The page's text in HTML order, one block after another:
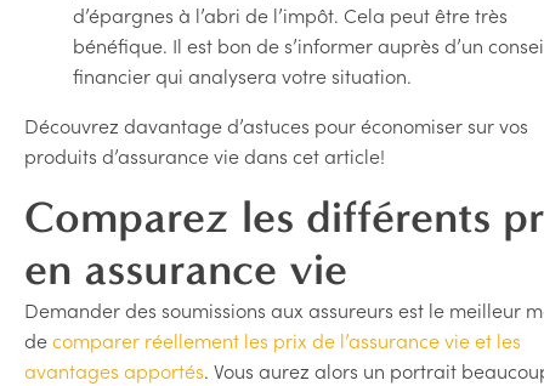
d’épargnes à l’abri de l’impôt. Cela peut être très
bénéfique. Il est bon de s’informer auprès d’un
financier qui analysera votre situation.
Découvrez davantage d’astuces pour économiser sur vos
produits d’assurance vie dans cet article!
Comparez les différents
en assurance vie
Demander des soumissions aux assureurs est le meilleur
decomparer réellement les prix de l’assurance vie et les
avantages apportés. Vous aurez alors un portrait